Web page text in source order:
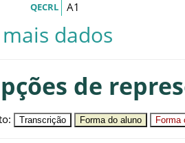
QECRL A1
mais dados
de
: Transcrição Forma do aluno Forma